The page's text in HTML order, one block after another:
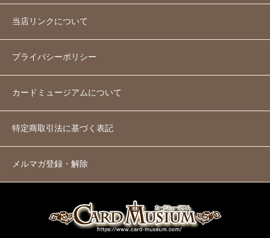
当店リンクについて
プライバシーポリシー
カードミュージアムについて
特定商取引法に基づく表記
メルマガ登録・解除